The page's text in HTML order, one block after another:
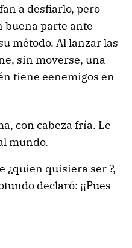
a desfiarlo, pero
buena parte ante
método. Al lanzar las
sin moverse, una
tiene eenemigos en
con cabeza fría. Le
mundo.
¿quien quisiera ser ?,
declaró: ¡¡Pues